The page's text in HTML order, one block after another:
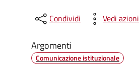
Condividi Vedi azioni
Argomenti
Comunicazione istituzionale